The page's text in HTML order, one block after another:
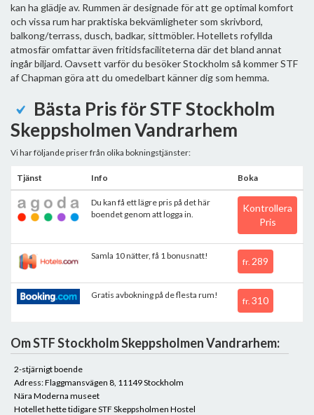
kan ha glädje av. Rummen är designade för att ge optimal komfort
och vissa rum har praktiska bekvämligheter som skrivbord,
balkong/terrass, dusch, badkar, sittmöbler. Hotellets rofyllda
atmosfär omfattar även fritidsfaciliteterna där det bland annat
ingår biljard. Oavsett varför du besöker Stockholm så kommer STF
af Chapman göra att du omedelbart känner dig som hemma.
Bästa Pris för STF Stockholm
Skeppsholmen Vandrarhem
Vi har följande priser från olika bokningstjänster:
Tjänst Info Boka
Du kan få ett lägre pris på det här
boendet genom att logga in.
Kontrollera
Pris
Samla 10 nätter, få 1 bonusnatt!
fr. 289
Gratis avbokning på de flesta rum!
fr. 310
Om STF Stockholm Skeppsholmen Vandrarhem:
2-stjärnigt boende
Adress: Flaggmansvägen 8, 11149 Stockholm
Nära Moderna museet
Hotellet hette tidigare STF Skeppsholmen Hostel